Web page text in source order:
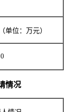
单位：万元）
0
情况